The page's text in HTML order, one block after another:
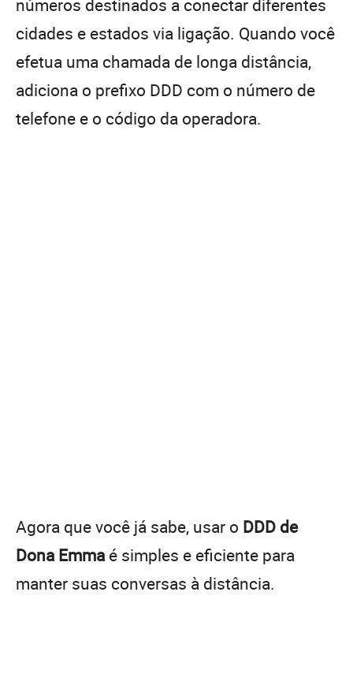
cidades e estados via ligação. Quando você
efetua uma chamada de longa distância,
adiciona o prefixo DDD com o número de
telefone e o código da operadora.
Agora que você já sabe, usar o DDD de
Dona Emma é simples e eficiente para
manter suas conversas à distância.